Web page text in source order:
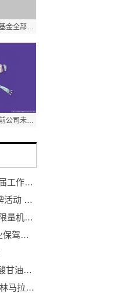
西安旅游股东磐京基金全部持股被轮候冻结|资讯
中航西飞：截至目前公司未收到中国商飞消减交付量的通知
北京福建企业总商会医学专家委员会换届工作圆满完成！
民生银行广州分行打造“走进商协会”品牌活动 银政企协同推出综合金融服务 赋能商协会与企业高质量发展
重磅！Collis Rost 中国巡回演讲开启，限量机构报名中
保险有温度|人保财险货运险,为物流企业保驾护航！
80、90后心血管病高发威立芯0.3mg硝酸甘油舌下片成防护优选
韶音以官方合作伙伴身份，助推2025柏林马拉松安全听音升级